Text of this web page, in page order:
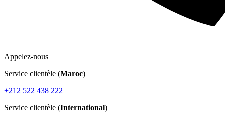
Appelez-nous
Service clientèle (Maroc)
+212 522 438 222
Service clientèle (International)